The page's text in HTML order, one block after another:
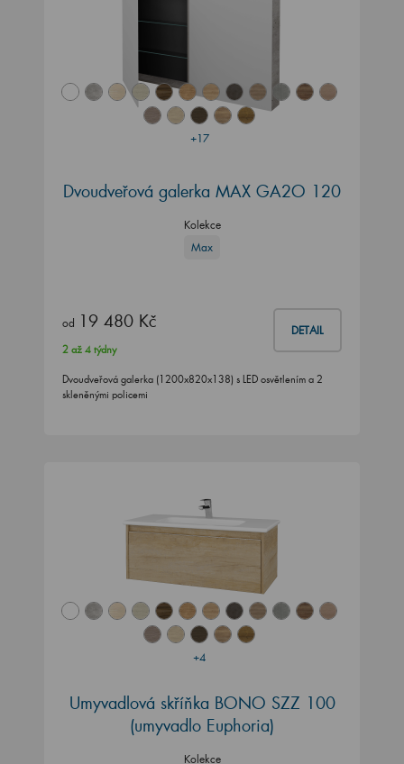
+17
Dvoudveřová galerka MAX GA2O 120
Kolekce
Max
od 19 480 Kč DETAIL
2 až 4 týdny
Dvoudveřová galerka (1200x820x138) s LED osvětlením a 2
skleněnými policemi
+4
Umyvadlová skříňka BONO SZZ 100
(umyvadlo Euphoria)
Kolekce